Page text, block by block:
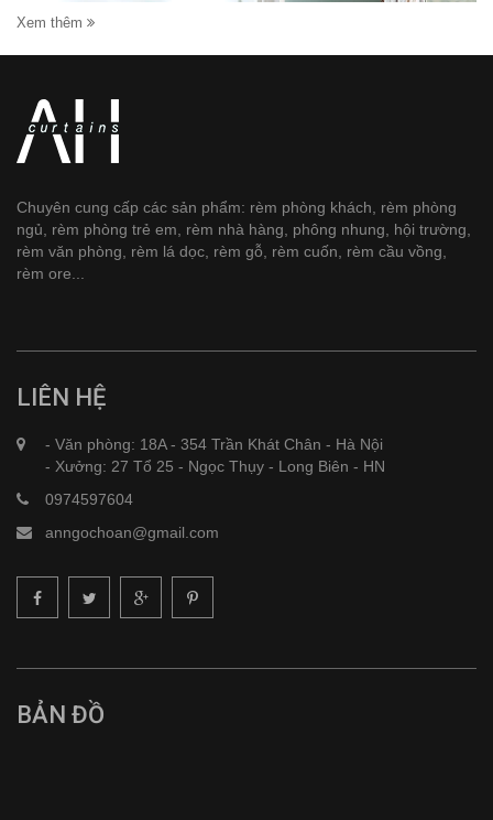
Xem thêm
Chuyên cung cấp các sản phẩm: rèm phòng khách, rèm phòng
ngủ, rèm phòng trẻ em, rèm nhà hàng, phông nhung, hội trường,
rèm văn phòng, rèm lá dọc, rèm gỗ, rèm cuốn, rèm cầu vồng,
rèm ore...
LIÊN HỆ
- Văn phòng: 18A - 354 Trần Khát Chân - Hà Nội
- Xưởng: 27 Tổ 25 - Ngọc Thụy - Long Biên - HN
0974597604
anngochoan@gmail.com
BẢN ĐỒ